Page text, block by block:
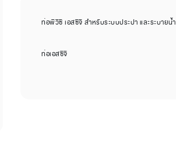
ท่อพีวีซี เอสซีจี สำหรับระบบประปา และระบายน้ำ
ท่อเอสซีจี